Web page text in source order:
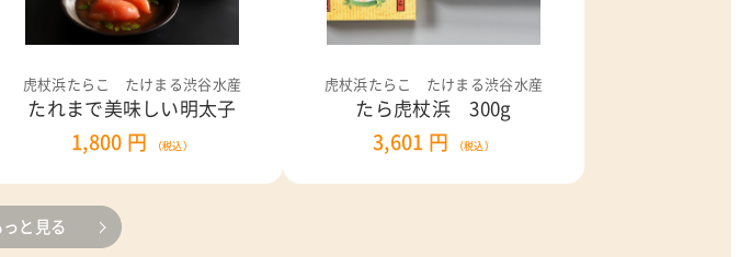
虎杖浜たらこ たけまる渋谷水産
たれまで美味しい明太子
1,800 円 （税込）
虎杖浜たらこ たけまる渋谷水産
たら虎杖浜 300g
3,601 円 （税込）
と見る